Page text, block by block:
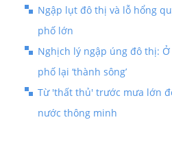
Ngập lụt đô thị và lỗ hổng
phố lớn
Nghịch lý ngập úng đô thị:
phố lại ‘thành sông’
Từ 'thất thủ' trước mưa lớn
nước thông minh